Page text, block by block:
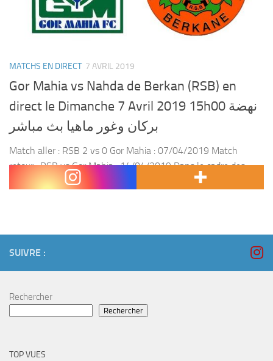
MATCHS EN DIRECT 7 AVRIL 2019
Gor Mahia vs Nahda de Berkan (RSB) en
direct le Dimanche 7 Avril 2019 15h00 نهضة
بركان وغور ماهيا بث مباشر
Match aller : RSB 2 vs 0 Gor Mahia : 07/04/2019 Match
retour : RSB vs Gor Mahia : 14/04/2019 Dans le cadre des
matchs du quart de finale de la coupe de la...
SUIVRE :
Rechercher
Rechercher
TOP VUES